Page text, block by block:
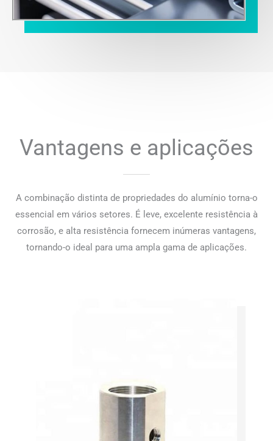
Vantagens e aplicações
A combinação distinta de propriedades do alumínio torna-o
essencial em vários setores. É leve, excelente resistência à
corrosão, e alta resistência fornecem inúmeras vantagens,
tornando-o ideal para uma ampla gama de aplicações.